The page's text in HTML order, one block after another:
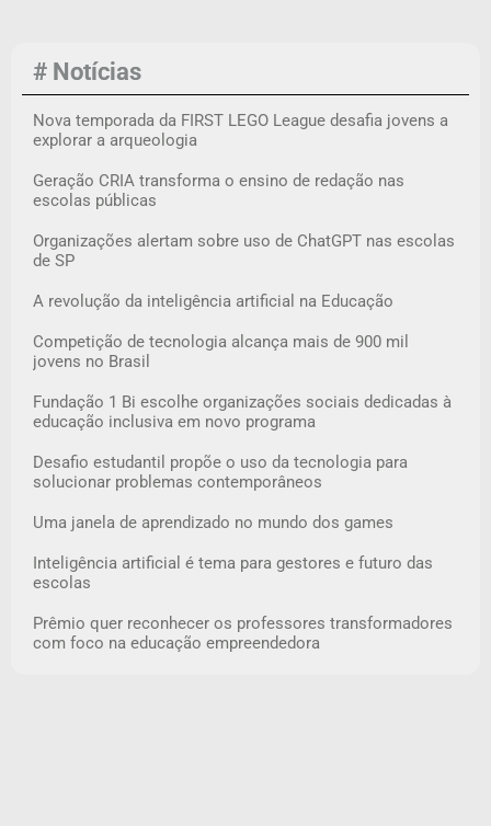
# Notícias
Nova temporada da FIRST LEGO League desafia jovens a
explorar a arqueologia
Geração CRIA transforma o ensino de redação nas
escolas públicas
Organizações alertam sobre uso de ChatGPT nas escolas
de SP
A revolução da inteligência artificial na Educação
Competição de tecnologia alcança mais de 900 mil
jovens no Brasil
Fundação 1 Bi escolhe organizações sociais dedicadas à
educação inclusiva em novo programa
Desafio estudantil propõe o uso da tecnologia para
solucionar problemas contemporâneos
Uma janela de aprendizado no mundo dos games
Inteligência artificial é tema para gestores e futuro das
escolas
Prêmio quer reconhecer os professores transformadores
com foco na educação empreendedora